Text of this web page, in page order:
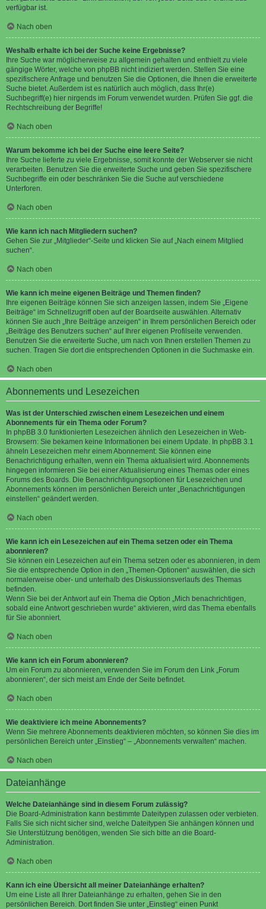
verfügbar ist.
Nach oben
Weshalb erhalte ich bei der Suche keine Ergebnisse?
Ihre Suche war möglicherweise zu allgemein gehalten und enthielt zu viele
gängige Wörter, welche von phpBB nicht indiziert werden. Stellen Sie eine
spezifischere Anfrage und benutzen Sie die Optionen, die Ihnen die erweiterte
Suche bietet. Außerdem ist es natürlich auch möglich, dass Ihr(e)
Suchbegriff(e) hier nirgends im Forum verwendet wurden. Prüfen Sie ggf. die
Rechtschreibung der Begriffe!
Nach oben
Warum bekomme ich bei der Suche eine leere Seite?
Ihre Suche lieferte zu viele Ergebnisse, somit konnte der Webserver sie nicht
verarbeiten. Benutzen Sie die erweiterte Suche und geben Sie spezifischere
Suchbegriffe ein oder beschränken Sie die Suche auf verschiedene
Unterforen.
Nach oben
Wie kann ich nach Mitgliedern suchen?
Gehen Sie zur „Mitglieder“-Seite und klicken Sie auf „Nach einem Mitglied
suchen“.
Nach oben
Wie kann ich meine eigenen Beiträge und Themen finden?
Ihre eigenen Beiträge können Sie sich anzeigen lassen, indem Sie „Eigene
Beiträge“ im Schnellzugriff oben auf der Boardseite auswählen. Alternativ
können Sie auch „Ihre Beiträge anzeigen“ in Ihrem persönlichen Bereich oder
„Beiträge des Benutzers suchen“ auf Ihrer eigenen Profilseite verwenden.
Benutzen Sie die erweiterte Suche, um nach von Ihnen erstellen Themen zu
suchen. Tragen Sie dort die entsprechenden Optionen in die Suchmaske ein.
Nach oben
Abonnements und Lesezeichen
Was ist der Unterschied zwischen einem Lesezeichen und einem
Abonnements für ein Thema oder Forum?
In phpBB 3.0 funktionierten Lesezeichen ähnlich den Lesezeichen in Web-
Browsern: Sie bekamen keine Informationen bei einem Update. In phpBB 3.1
ähneln Lesezeichen mehr einem Abonnement: Sie können eine
Benachrichtigung erhalten, wenn ein Thema aktualisiert wird. Abonnements
hingegen informieren Sie bei einer Aktualisierung eines Themas oder eines
Forums des Boards. Die Benachrichtigungsoptionen für Lesezeichen und
Abonnements können im persönlichen Bereich unter „Benachrichtigungen
einstellen“ geändert werden.
Nach oben
Wie kann ich ein Lesezeichen auf ein Thema setzen oder ein Thema
abonnieren?
Sie können ein Lesezeichen auf ein Thema setzen oder es abonnieren, in dem
Sie die entsprechende Option in den „Themen-Optionen“ auswählen, die sich
normalerweise ober- und unterhalb des Diskussionsverlaufs des Themas
befinden.
Wenn Sie bei der Antwort auf ein Thema die Option „Mich benachrichtigen,
sobald eine Antwort geschrieben wurde“ aktivieren, wird das Thema ebenfalls
für Sie abonniert.
Nach oben
Wie kann ich ein Forum abonnieren?
Um ein Forum zu abonnieren, verwenden Sie im Forum den Link „Forum
abonnieren“, der sich meist am Ende der Seite befindet.
Nach oben
Wie deaktiviere ich meine Abonnements?
Wenn Sie mehrere Abonnements deaktivieren möchten, so können Sie dies im
persönlichen Bereich unter „Einstieg“ – „Abonnements verwalten“ machen.
Nach oben
Dateianhänge
Welche Dateianhänge sind in diesem Forum zulässig?
Die Board-Administration kann bestimmte Dateitypen zulassen oder verbieten.
Falls Sie sich nicht sicher sind, welche Dateitypen Sie anhängen können und
Sie Unterstützung benötigen, wenden Sie sich bitte an die Board-
Administration.
Nach oben
Kann ich eine Übersicht all meiner Dateianhänge erhalten?
Um eine Liste all Ihrer Dateianhänge zu erhalten, gehen Sie in den
persönlichen Bereich. Dort finden Sie unter „Einstieg“ einen Punkt